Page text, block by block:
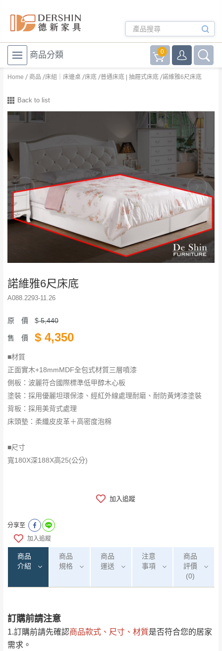
商品分類 0
Home 商品 床組｜床邊桌 床底 普通床底 | 抽屜式床底 諾維雅6尺床底
Back to list
諾維雅6尺床底
A088.2293-11.26
原 價 $5,440
售 價 $ 4,350
■材質
正面實木+18mmMDF全包式材質三層噴漆
側板：波麗符合國際標準低甲醇木心板
塗裝：採用優麗坦環保漆、經紅外線處理耐磨、耐防黃烤漆塗裝
背板：採用美背式處理
床頭墊：柔纖皮皮革＋高密度泡棉
■尺寸
​​​​​​​寬180X深188X高25(公分)
加入追蹤
分享至
加入追蹤
商品
介紹
商品
規格
商品
運送
注意
事項
商品
評價
(0)
訂購前請注意
1.訂購前請先確認商品款式、尺寸、材質是否符合您的居家
需求。
運 費 說 明
注意事項：
由於品項繁多，網頁無法及時更新，如有需
0/5 (0)筆